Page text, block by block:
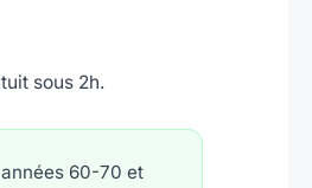
sous 2h.
60-70 et